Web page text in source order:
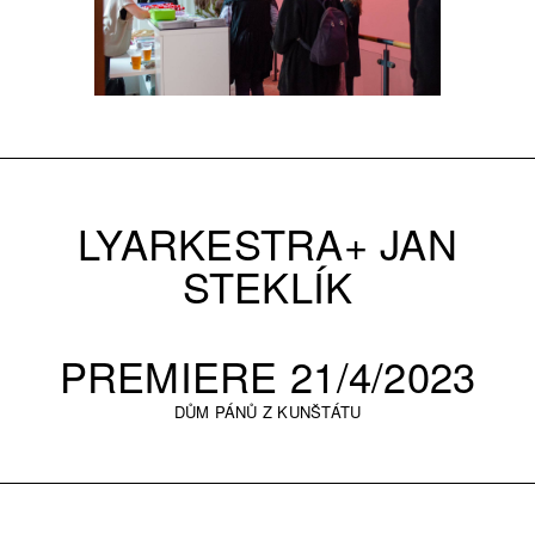
ČESKY
LYARKESTRA+ JAN
STEKLÍK
PREMIERE 21/4/2023
DŮM PÁNŮ Z KUNŠTÁTU